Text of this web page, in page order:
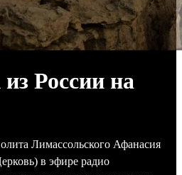
России на
Лимассольского Афанасия
в эфире радио